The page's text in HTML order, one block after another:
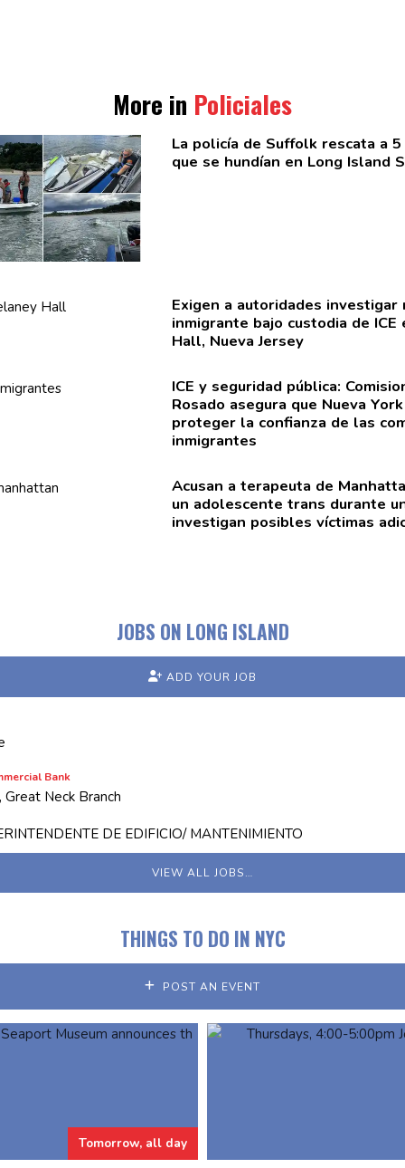
More in Policiales
La policía de Suffolk rescata a
que se hundían en Long Island
Exigen a autoridades investigar
inmigrante bajo custodia de ICE
Hall, Nueva Jersey
ICE y seguridad pública:
Rosado asegura que Nueva
proteger la confianza de las
inmigrantes
Acusan a terapeuta de
un adolescente trans durante
investigan posibles víctimas
JOBS ON LONG ISLAND
ADD YOUR JOB
Bank
Great Neck Branch
DE EDIFICIO/ MANTENIMIENTO
VIEW ALL JOBS…
THINGS TO DO IN NYC
POST AN EVENT
Tomorrow, all day